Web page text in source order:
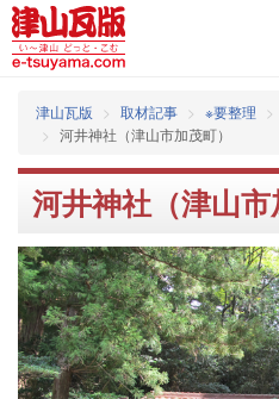
津山瓦版 取材記事 ※要整理
河井神社（津山市加茂町）
河井神社（津山市